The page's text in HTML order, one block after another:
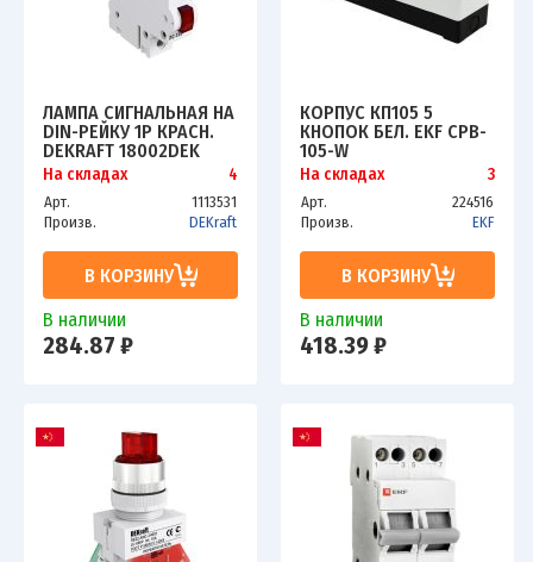
ЛАМПА СИГНАЛЬНАЯ НА
DIN-РЕЙКУ 1P КРАСН.
DEKRAFT 18002DEK
На складах 4
Арт.
1113531
Произв.
DEKraft
В КОРЗИНУ
В наличии
284.87 ₽
КОРПУС КП105 5
КНОПОК БЕЛ. EKF CPB-
105-W
На складах 3
Арт.
224516
Произв.
EKF
В КОРЗИНУ
В наличии
418.39 ₽